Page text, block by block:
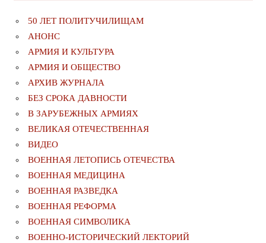
50 ЛЕТ ПОЛИТУЧИЛИЩАМ
АНОНС
АРМИЯ И КУЛЬТУРА
АРМИЯ И ОБЩЕСТВО
АРХИВ ЖУРНАЛА
БЕЗ СРОКА ДАВНОСТИ
В ЗАРУБЕЖНЫХ АРМИЯХ
ВЕЛИКАЯ ОТЕЧЕСТВЕННАЯ
ВИДЕО
ВОЕННАЯ ЛЕТОПИСЬ ОТЕЧЕСТВА
ВОЕННАЯ МЕДИЦИНА
ВОЕННАЯ РАЗВЕДКА
ВОЕННАЯ РЕФОРМА
ВОЕННАЯ СИМВОЛИКА
ВОЕННО-ИСТОРИЧЕСКИЙ ЛЕКТОРИЙ